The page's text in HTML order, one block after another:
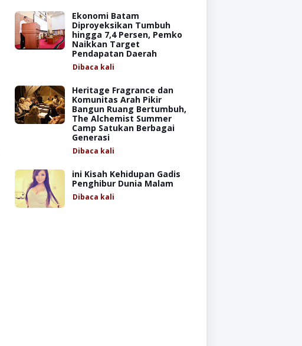
Ekonomi Batam
Diproyeksikan Tumbuh
hingga 7,4 Persen, Pemko
Naikkan Target
Pendapatan Daerah
Dibaca kali
Heritage Fragrance dan
Komunitas Arah Pikir
Bangun Ruang Bertumbuh,
The Alchemist Summer
Camp Satukan Berbagai
Generasi
Dibaca kali
ini Kisah Kehidupan Gadis
Penghibur Dunia Malam
Dibaca kali